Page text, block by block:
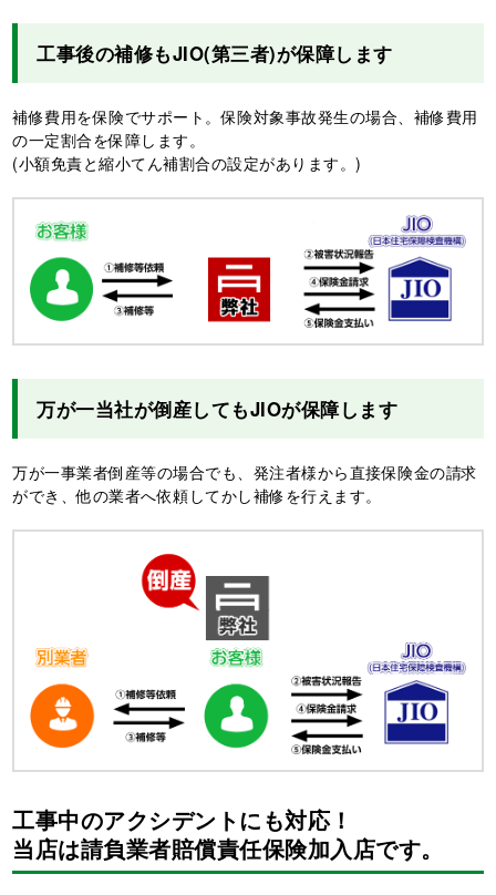
工事後の補修もJIO(第三者)が保障します
補修費用を保険でサポート。保険対象事故発生の場合、補修費用
の一定割合を保障します。
(小額免責と縮小てん補割合の設定があります。)
万が一当社が倒産してもJIOが保障します
万が一事業者倒産等の場合でも、発注者様から直接保険金の請求
ができ、他の業者へ依頼してかし補修を行えます。
工事中のアクシデントにも対応！
当店は請負業者賠償責任保険加入店です。